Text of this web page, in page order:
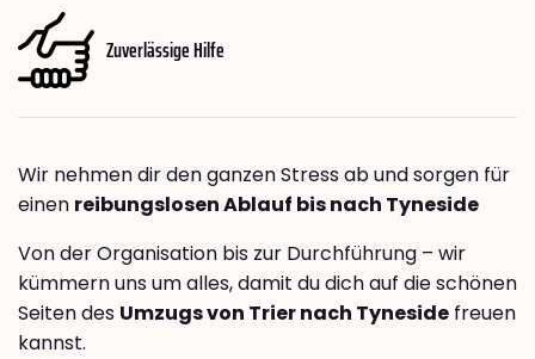
Zuverlässige Hilfe
Wir nehmen dir den ganzen Stress ab und sorgen für
einen reibungslosen Ablauf bis nach Tyneside
Von der Organisation bis zur Durchführung – wir
kümmern uns um alles, damit du dich auf die schönen
Seiten des Umzugs von Trier nach Tyneside freuen
kannst.